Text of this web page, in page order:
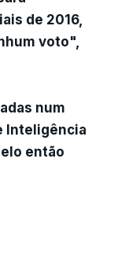
de 2016,
voto",
num
Inteligência
então